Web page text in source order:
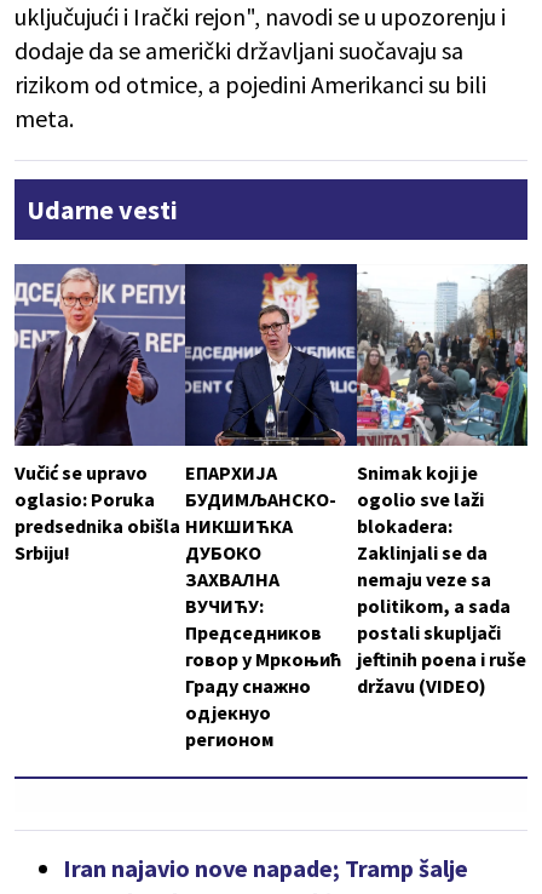
uključujući i Irački rejon", navodi se u upozorenju i
dodaje da se američki državljani suočavaju sa
rizikom od otmice, a pojedini Amerikanci su bili
meta.
Udarne vesti
Vučić se upravo
oglasio: Poruka
predsednika obišla
Srbiju!
ЕПАРХИЈА
БУДИМЉАНСКО-
НИКШИЋКА
ДУБОКО
ЗАХВАЛНА
ВУЧИЋУ:
Председников
говор у Мркоњић
Граду снажно
одјекнуо
регионом
Snimak koji je
ogolio sve laži
blokadera:
Zaklinjali se da
nemaju veze sa
politikom, a sada
postali skupljači
jeftinih poena i ruše
državu (VIDEO)
Iran najavio nove napade; Tramp šalje